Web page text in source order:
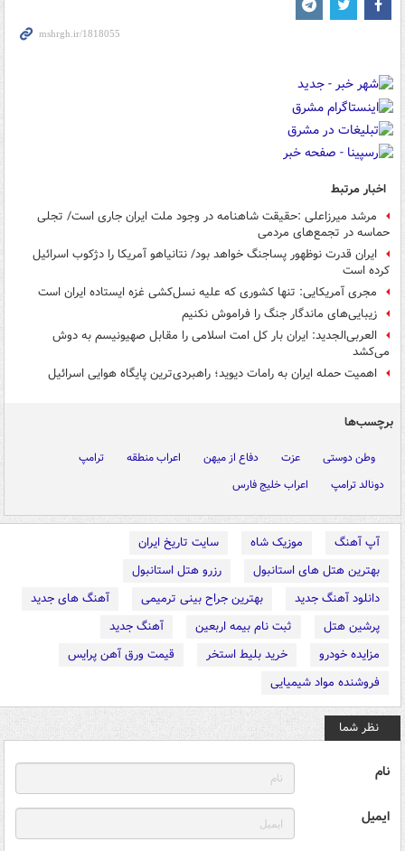
اخبار مرتبط
مرشد میرزاعلی :حقیقت شاهنامه در وجود ملت ایران جاری است/ تجلی
حماسه در تجمع‌های مردمی
ایران قدرت نوظهور پساجنگ خواهد بود/ نتانیاهو آمریکا را دژکوب اسرائیل
کرده است
مجری آمریکایی: تنها کشوری که علیه نسل‌کشی غزه ایستاده ایران است
زیبایی‌های ماندگار جنگ را فراموش نکنیم
العربی‌الجدید: ایران بار کل امت اسلامی را مقابل صهیونیسم به دوش
می‌کشد
اهمیت حمله ایران به رامات دیوید؛ راهبردی‌ترین پایگاه هوایی اسرائیل
برچسب‌ها
وطن دوستی عزت دفاع از میهن اعراب منطقه
ترامپ
دونالد ترامپ
اعراب خلیج فارس
آپ آهنگ موزیک شاه
سایت تاریخ ایران
بهترین هتل های استانبول
رزرو هتل استانبول
دانلود آهنگ جدید
بهترین جراح بینی ترمیمی
آهنگ های جدید
پرشین هتل
ثبت نام بیمه اربعین
آهنگ جدید
مزایده خودرو
خرید بلیط استخر
قیمت ورق آهن پرایس
فروشنده مواد شیمیایی
نظر شما
نام
ایمیل